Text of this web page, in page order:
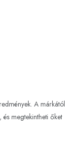
A márkától
megtekintheti őket